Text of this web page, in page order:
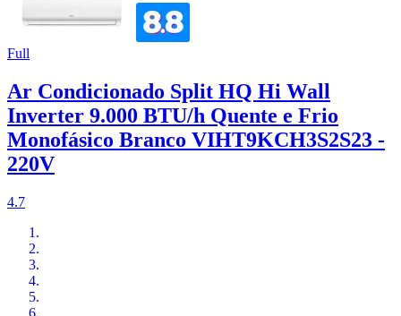
Full
Ar Condicionado Split HQ Hi Wall
Inverter 9.000 BTU/h Quente e Frio
Monofásico Branco VIHT9KCH3S2S23 -
220V
4.7